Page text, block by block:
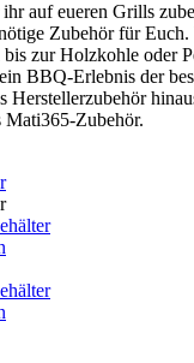
ihr auf eueren Grills
Zubehör für Euch.
zur Holzkohle oder
BBQ-Erlebnis der
Herstellerzubehör
Mati365-Zubehör.